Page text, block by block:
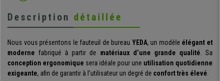
Description détaillée
Nous vous présentons le fauteuil de bureau YEDA, un modèle élégant et
moderne fabriqué à partir de matériaux d’une grande qualité. Sa
conception ergonomique sera idéale pour une utilisation quotidienne
exigeante, afin de garantir à l’utilisateur un degré de confort très élevé.